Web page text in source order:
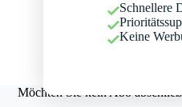
Schnellere
Keine
Möchten Sie kein Abo